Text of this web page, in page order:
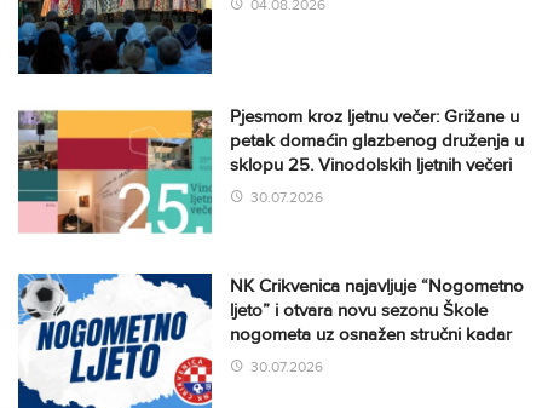
04.08.2026
Pjesmom kroz ljetnu večer: Grižane u
petak domaćin glazbenog druženja u
sklopu 25. Vinodolskih ljetnih večeri
30.07.2026
NK Crikvenica najavljuje “Nogometno
ljeto” i otvara novu sezonu Škole
nogometa uz osnažen stručni kadar
30.07.2026